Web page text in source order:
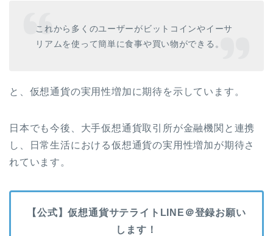
これから多くのユーザーがビットコインやイーサ
リアムを使って簡単に食事や買い物ができる。
と、仮想通貨の実用性増加に期待を示しています。
日本でも今後、大手仮想通貨取引所が金融機関と連携
し、日常生活における仮想通貨の実用性増加が期待さ
れています。
【公式】仮想通貨サテライトLINE＠登録お願い
します！